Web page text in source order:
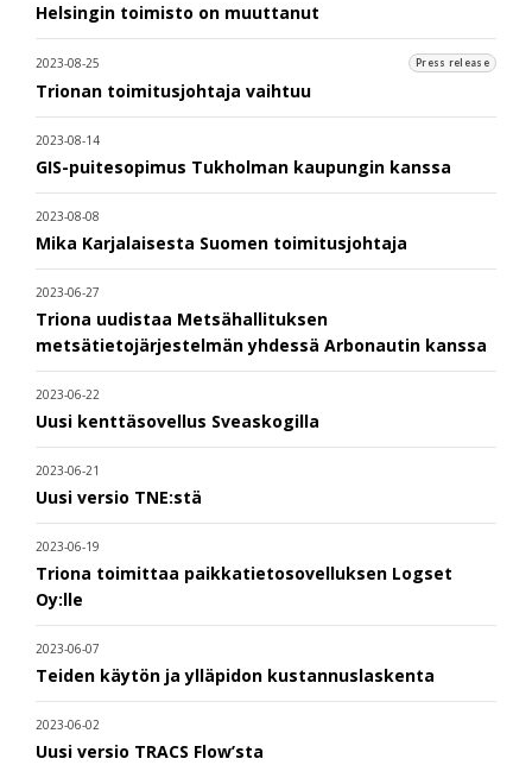
Helsingin toimisto on muuttanut
2023-08-25 Press release
Trionan toimitusjohtaja vaihtuu
2023-08-14
GIS-puitesopimus Tukholman kaupungin kanssa
2023-08-08
Mika Karjalaisesta Suomen toimitusjohtaja
2023-06-27
Triona uudistaa Metsähallituksen
metsätietojärjestelmän yhdessä Arbonautin kanssa
2023-06-22
Uusi kenttäsovellus Sveaskogilla
2023-06-21
Uusi versio TNE:stä
2023-06-19
Triona toimittaa paikkatietosovelluksen Logset
Oy:lle
2023-06-07
Teiden käytön ja ylläpidon kustannuslaskenta
2023-06-02
Uusi versio TRACS Flow’sta